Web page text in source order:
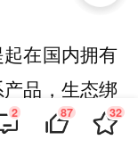
在国内拥有
品，生态绑
里能直接用。
2 87 32